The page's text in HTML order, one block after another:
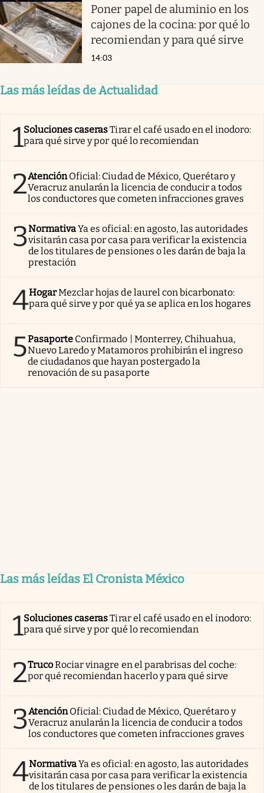
Poner papel de aluminio en los
cajones de la cocina: por qué lo
recomiendan y para qué sirve
14:03
Las más leídas de Actualidad
1Soluciones caserasTirar el café usado en el inodoro:
para qué sirve y por qué lo recomiendan
2AtenciónOficial: Ciudad de México, Querétaro y
Veracruz anularán la licencia de conducir a todos
los conductores que cometen infracciones graves
3NormativaYa es oficial: en agosto, las autoridades
visitarán casa por casa para verificar la existencia
de los titulares de pensiones o les darán de baja la
prestación
4HogarMezclar hojas de laurel con bicarbonato:
para qué sirve y por qué ya se aplica en los hogares
5Pasaporte Confirmado | Monterrey, Chihuahua,
Nuevo Laredo y Matamoros prohibirán el ingreso
de ciudadanos que hayan postergado la
renovación de su pasaporte
Las más leídas El Cronista México
1Soluciones caserasTirar el café usado en el inodoro:
para qué sirve y por qué lo recomiendan
2TrucoRociar vinagre en el parabrisas del coche:
por qué recomiendan hacerlo y para qué sirve
3AtenciónOficial: Ciudad de México, Querétaro y
Veracruz anularán la licencia de conducir a todos
los conductores que cometen infracciones graves
4NormativaYa es oficial: en agosto, las autoridades
visitarán casa por casa para verificar la existencia
de los titulares de pensiones o les darán de baja la